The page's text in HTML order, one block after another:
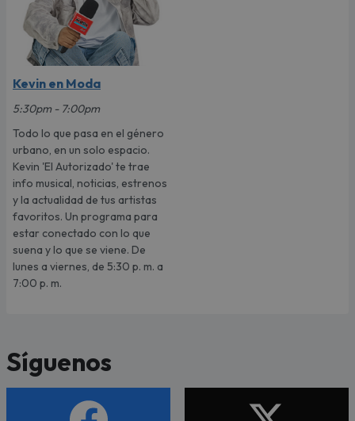
Kevin en Moda
5:30pm - 7:00pm
Todo lo que pasa en el género
urbano, en un solo espacio.
Kevin 'El Autorizado' te trae
info musical, noticias, estrenos
y la actualidad de tus artistas
favoritos. Un programa para
estar conectado con lo que
suena y lo que se viene. De
lunes a viernes, de 5:30 p. m. a
7:00 p. m.
Síguenos